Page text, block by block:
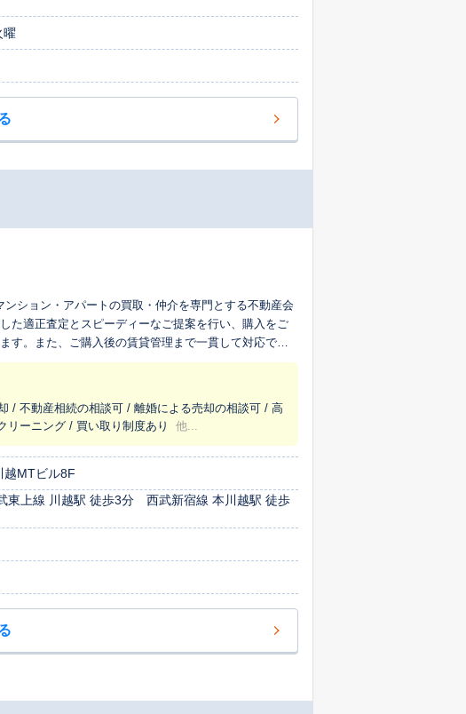
曜
ション・アパートの買取・仲介を専門とする不動産会
た適正査定とスピーディーなご提案を行い、購入をご
。また、ご購入後の賃貸管理まで一貫して対応でき
・購入・管理まで、ワンストップでサポートいたしま
/ 不動産相続の相談可 / 離婚による売却の相談可 / 高
リーニング / 買い取り制度あり
他...
MTビル8F
上線 川越駅 徒歩3分 西武新宿線 本川越駅 徒歩